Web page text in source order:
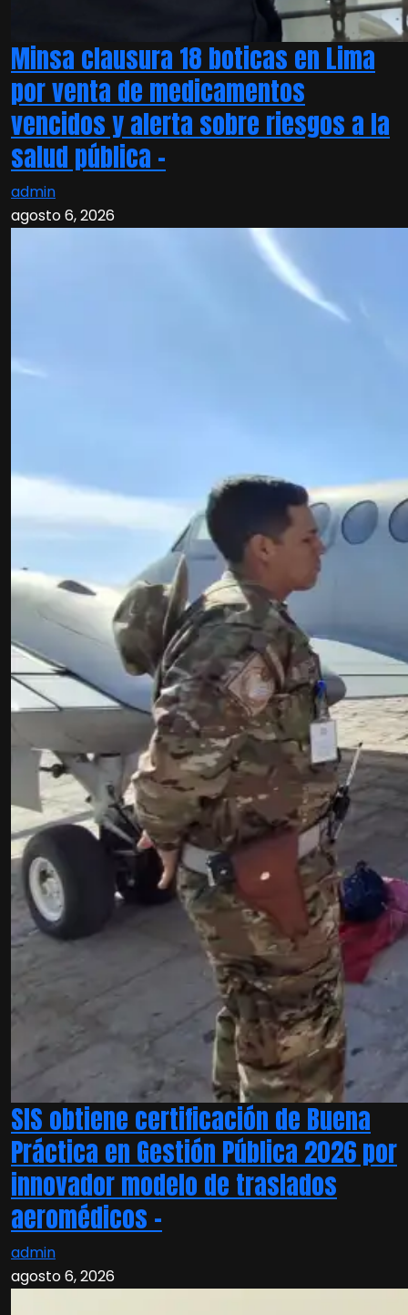
Minsa clausura 18 boticas en Lima
por venta de medicamentos
vencidos y alerta sobre riesgos a la
salud pública –
admin
agosto 6, 2026
SIS obtiene certificación de Buena
Práctica en Gestión Pública 2026 por
innovador modelo de traslados
aeromédicos –
admin
agosto 6, 2026